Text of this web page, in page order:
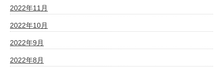
2022年11月
2022年10月
2022年9月
2022年8月